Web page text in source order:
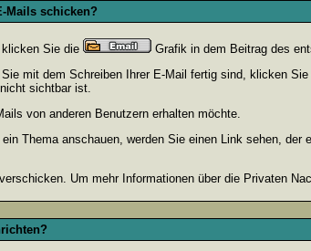
Mails schicken?
Sie die
Grafik in dem Beitrag des
mit dem Schreiben Ihrer E-Mail fertig sind, klicken
sichtbar ist.
von anderen Benutzern erhalten möchte.
Thema anschauen, werden Sie einen Link sehen, der
Um mehr Informationen über die Privaten